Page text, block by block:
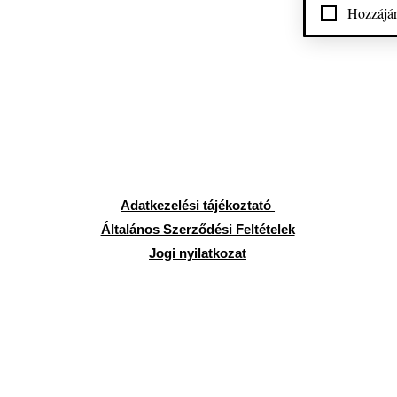
Adatkezelési tájékoztató
Általános Szerződési Feltételek
Jogi nyilatkozat